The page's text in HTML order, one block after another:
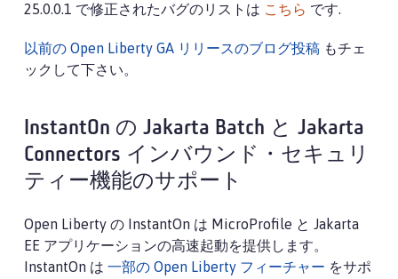
25.0.0.1 で修正されたバグのリストは こちら です.
以前の Open Liberty GA リリースのブログ投稿 もチェ
ックして下さい。
InstantOn の Jakarta Batch と Jakarta
Connectors インバウンド・セキュリ
ティー機能のサポート
Open Liberty の InstantOn は MicroProfile と Jakarta
EE アプリケーションの高速起動を提供します。
InstantOn は 一部の Open Liberty フィーチャー をサポ